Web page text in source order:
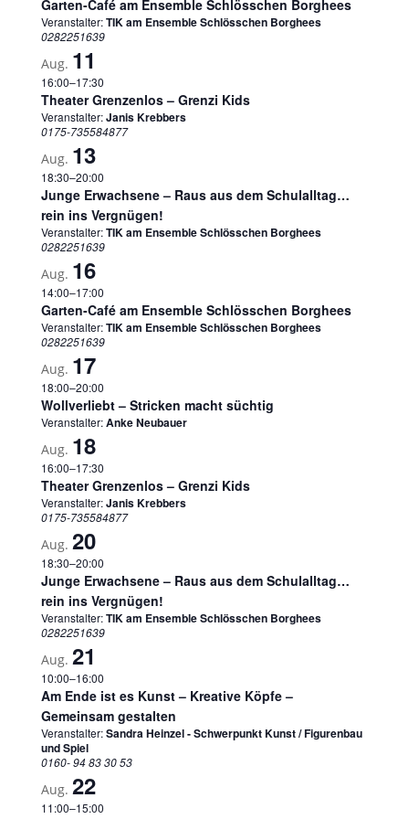
Garten-Café am Ensemble Schlösschen Borghees
Veranstalter:TIK am Ensemble Schlösschen Borghees
0282251639
Aug. 11
16:00–17:30
Theater Grenzenlos – Grenzi Kids
Veranstalter:Janis Krebbers
0175-735584877
Aug. 13
18:30–20:00
Junge Erwachsene – Raus aus dem Schulalltag…
rein ins Vergnügen!
Veranstalter:TIK am Ensemble Schlösschen Borghees
0282251639
Aug. 16
14:00–17:00
Garten-Café am Ensemble Schlösschen Borghees
Veranstalter:TIK am Ensemble Schlösschen Borghees
0282251639
Aug. 17
18:00–20:00
Wollverliebt – Stricken macht süchtig
Veranstalter:Anke Neubauer
Aug. 18
16:00–17:30
Theater Grenzenlos – Grenzi Kids
Veranstalter:Janis Krebbers
0175-735584877
Aug. 20
18:30–20:00
Junge Erwachsene – Raus aus dem Schulalltag…
rein ins Vergnügen!
Veranstalter:TIK am Ensemble Schlösschen Borghees
0282251639
Aug. 21
10:00–16:00
Am Ende ist es Kunst – Kreative Köpfe –
Gemeinsam gestalten
Veranstalter:Sandra Heinzel - Schwerpunkt Kunst / Figurenbau
und Spiel
0160- 94 83 30 53
Aug. 22
11:00–15:00